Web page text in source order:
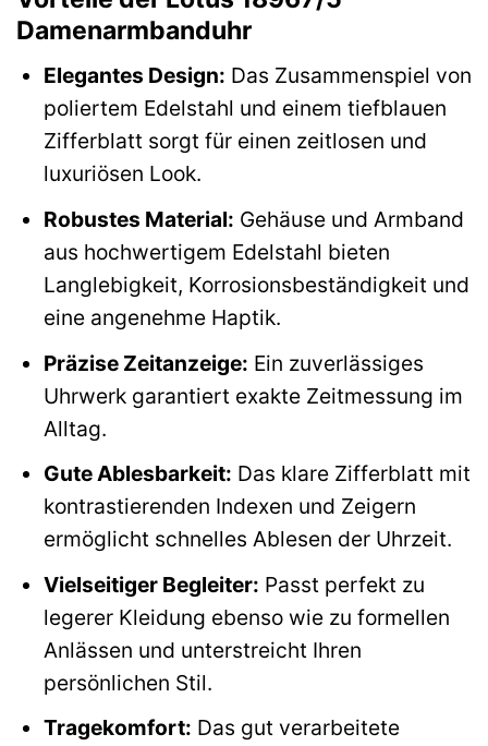
Damenarmbanduhr
Elegantes Design: Das Zusammenspiel von
poliertem Edelstahl und einem tiefblauen
Zifferblatt sorgt für einen zeitlosen und
luxuriösen Look.
Robustes Material: Gehäuse und Armband
aus hochwertigem Edelstahl bieten
Langlebigkeit, Korrosionsbeständigkeit und
eine angenehme Haptik.
Präzise Zeitanzeige: Ein zuverlässiges
Uhrwerk garantiert exakte Zeitmessung im
Alltag.
Gute Ablesbarkeit: Das klare Zifferblatt mit
kontrastierenden Indexen und Zeigern
ermöglicht schnelles Ablesen der Uhrzeit.
Vielseitiger Begleiter: Passt perfekt zu
legerer Kleidung ebenso wie zu formellen
Anlässen und unterstreicht Ihren
persönlichen Stil.
Tragekomfort: Das gut verarbeitete